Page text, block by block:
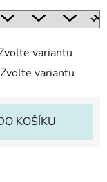
variantu
Zvolte variantu
KOŠÍKU